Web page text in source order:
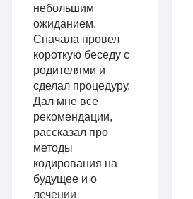
Больничный
лист
Записаться
Записаться
VIP
9
990
руб
1-я
местная
небольшим
ожиданием.
Сначала провел
короткую беседу с
родителями и
сделал процедуру.
Дал мне все
рекомендации,
рассказал про
методы
кодирования на
будущее и о
лечении